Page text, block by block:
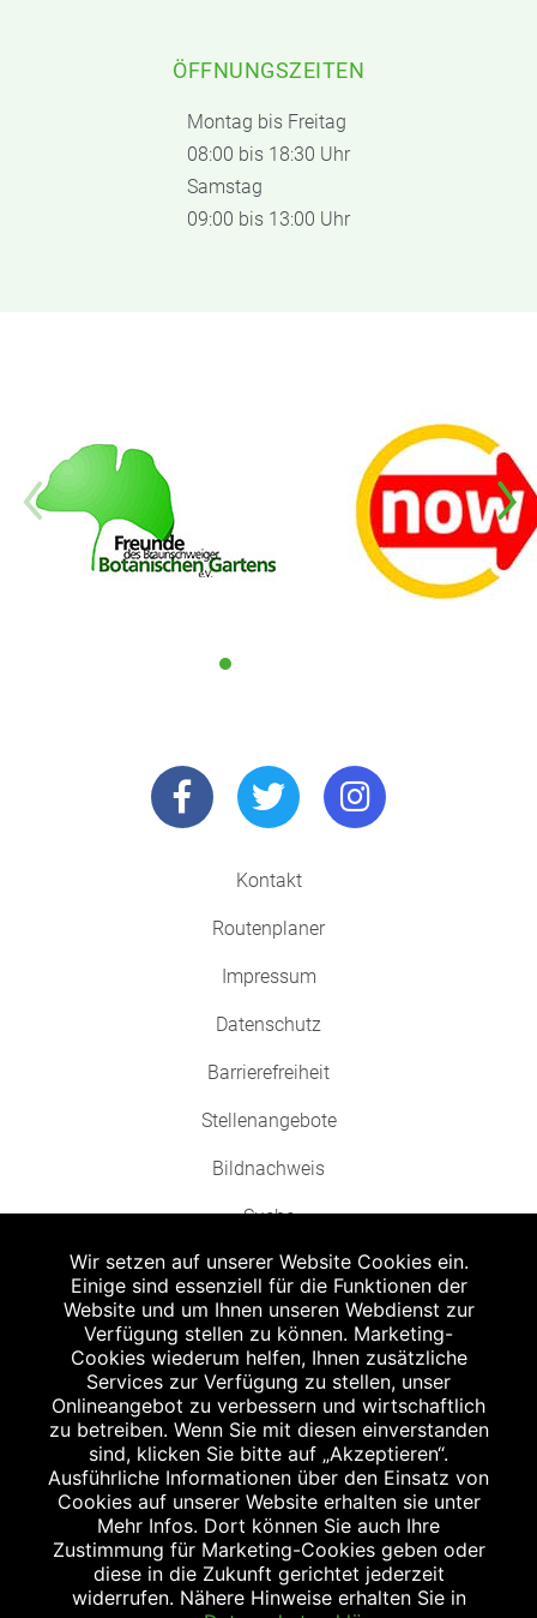
ÖFFNUNGSZEITEN
Montag bis Freitag
08:00 bis 18:30 Uhr
Samstag
09:00 bis 13:00 Uhr
Kontakt
Routenplaner
Impressum
Datenschutz
Barrierefreiheit
Stellenangebote
Bildnachweis
Suche
Abgabe in haushaltsüblichen Mengen, solange der Vorrat reicht. Für Druck-
und Satzfehler keine Haftung.
Zu Risiken und Nebenwirkungen lesen Sie die Packungsbeilage und fragen
Sie Ihren Arzt oder Apotheker.
Angabe nach der deutschen Arzneimitteltaxe Apothekenerstattungspreis
(AEP). Der AEP ist keine unverbindliche Preisempfehlung der Hersteller. Der
AEP ist ein von den Apotheken in Ansatz gebrachter Preis für rezeptfreie
Arzneimittel. Er entspricht in der Höhe dem für Apotheken verbindlichen
Abgabepreis, zu dem eine Apotheke in bestimmten Fällen (z.B. bei Kindern
unter 12 Jahren) das Produkt mit der gesetzlichen Krankenversicherung
abrechnet. Der AEP ist der allgemeine Erstattungspreis im Falle einer
Kostenübernahme durch die gesetzlichen Krankenkassen, vor Abzug eines
Zwangsrabattes (zur Zeit 5%) nach §130 Abs. 1 SGB V.
Wir setzen auf unserer Website Cookies ein.
Einige sind essenziell für die Funktionen der
Website und um Ihnen unseren Webdienst zur
Verfügung stellen zu können. Marketing-
Cookies wiederum helfen, Ihnen zusätzliche
Services zur Verfügung zu stellen, unser
Onlineangebot zu verbessern und wirtschaftlich
zu betreiben. Wenn Sie mit diesen einverstanden
sind, klicken Sie bitte auf „Akzeptieren“.
Ausführliche Informationen über den Einsatz von
Cookies auf unserer Website erhalten sie unter
Mehr Infos. Dort können Sie auch Ihre
Zustimmung für Marketing-Cookies geben oder
diese in die Zukunft gerichtet jederzeit
widerrufen. Nähere Hinweise erhalten Sie in